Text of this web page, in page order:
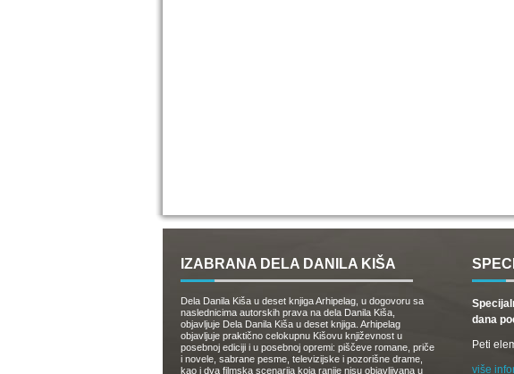
IZABRANA DELA DANILA KIŠA
Dela Danila Kiša u deset knjiga Arhipelag, u dogovoru sa
naslednicima autorskih prava na dela Danila Kiša,
objavljuje Dela Danila Kiša u deset knjiga. Arhipelag
objavljuje praktično celokupnu Kišovu književnost u
posebnoj ediciji i u posebnoj opremi: piščeve romane, priče
i novele, sabrane pesme, televizijske i pozorišne drame,
kao i dva filmska scenarija koja ranije nisu objavljivana u
dana
Peti
više